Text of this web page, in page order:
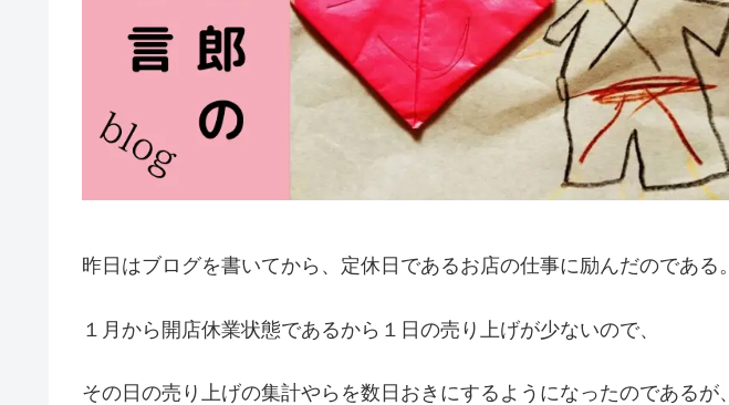
昨日はブログを書いてから、定休日であるお店の仕事に励んだのである。
１月から開店休業状態であるから１日の売り上げが少ないので、
その日の売り上げの集計やらを数日おきにするようになったのであるが、